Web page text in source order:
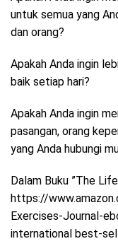
untuk semua yang
dan orang?
Apakah Anda ingin
baik setiap hari?
Apakah Anda ingin
pasangan, orang
yang Anda hubungi
Dalam Buku ”The
https://
Exercises-Journal-
international best-